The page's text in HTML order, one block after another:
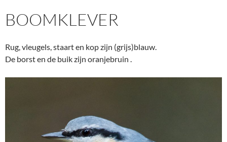
BOOMKLEVER
Rug, vleugels, staart en kop zijn (grijs)blauw.
De borst en de buik zijn oranjebruin .